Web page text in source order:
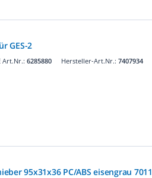
GES-2
Art.Nr.: 6285880 Hersteller-Art.Nr.: 7407934
95x31x36 PC/ABS eisengrau 7011